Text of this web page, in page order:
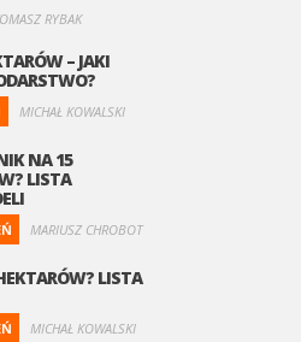
RYBAK
– JAKI
MICHAŁ KOWALSKI
NA 15
LISTA
MARIUSZ CHROBOT
LISTA
MICHAŁ KOWALSKI